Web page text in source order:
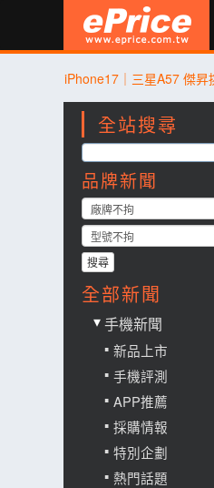
評測 討論 產
iPhone17｜三星A57 傑昇
全站搜尋
品牌新聞
搜尋
全部新聞
手機新聞
新品上市
手機評測
APP推薦
採購情報
特別企劃
熱門話題